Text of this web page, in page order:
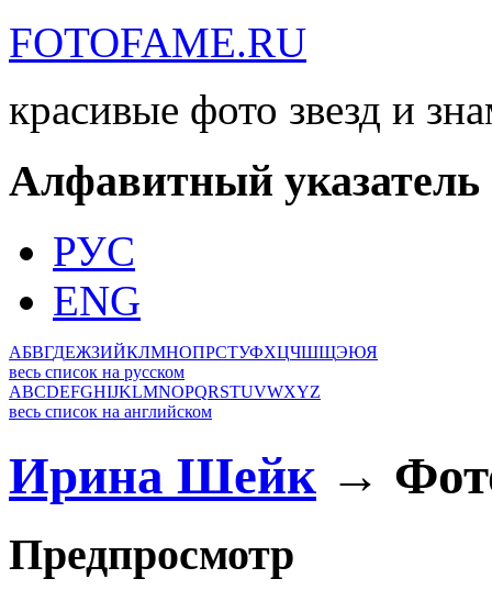
FOTOFAME.RU
красивые фото звезд и
Алфавитный указатель
РУС
ENG
АБВГДЕЖЗИЙКЛМНОПРСТУФХЦЧШЩЭЮЯ
весь список на русском
ABCDEFGHIJKLMNOPQRSTUVWXYZ
весь список на английском
Ирина Шейк →
Предпросмотр